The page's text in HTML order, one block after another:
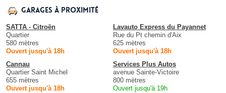
Garages à proximité
SATTA - Citroën
Quartier
580 mètres
Ouvert jusqu'à 18h
Lavauto Express du Payannet
Rue du Pt chemin d'Aix
625 mètres
Ouvert jusqu'à 18h
Cannau
Quartier Saint Michel
655 mètres
Ouvert jusqu'à 18h
Services Plus Autos
avenue Sainte-Victoire
800 mètres
Ouvert jusqu'à 19h